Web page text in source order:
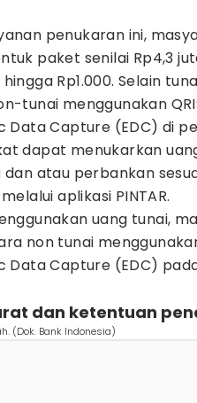
penukaran ini,
paket senilai Rp4,3
hingga Rp1.000. Selain
tunai menggunakan
Data Capture (EDC) di
dapat menukarkan
dan atau perbankan
aplikasi PINTAR.
uang tunai,
non tunai
Data Capture (EDC)
dan ketentuan
(Dok. Bank Indonesia)